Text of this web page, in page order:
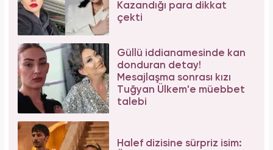
Kazandığı para dikkat
çekti
Güllü iddianamesinde kan
donduran detay!
Mesajlaşma sonrası kızı
Tuğyan Ülkem'e müebbet
talebi
Halef dizisine sürpriz isim: